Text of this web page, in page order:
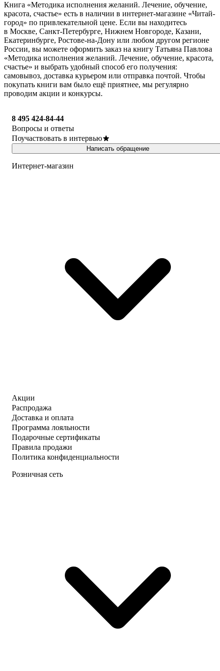
Книга «Методика исполнения желаний. Лечение, обучение,
красота, счастье» есть в наличии в интернет-магазине «Читай-
город» по привлекательной цене. Если вы находитесь
в Москве, Санкт-Петербурге, Нижнем Новгороде, Казани,
Екатеринбурге, Ростове-на-Дону или любом другом регионе
России, вы можете оформить заказ на книгу Татьяна Павлова
«Методика исполнения желаний. Лечение, обучение, красота,
счастье» и выбрать удобный способ его получения:
самовывоз, доставка курьером или отправка почтой. Чтобы
покупать книги вам было ещё приятнее, мы регулярно
проводим акции и конкурсы.
8 495 424-84-44
Вопросы и ответы
Поучаствовать в интервью
Написать обращение
Интернет-магазин
Акции
Распродажа
Доставка и оплата
Программа лояльности
Подарочные сертификаты
Правила продажи
Политика конфиденциальности
Розничная сеть